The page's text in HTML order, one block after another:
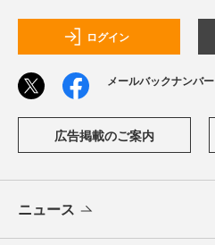
ログイン
メールバックナンバー
広告掲載のご案内
ニュース